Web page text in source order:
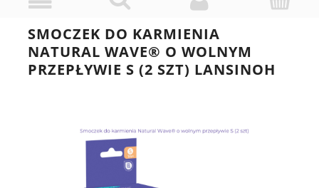
SMOCZEK DO KARMIENIA
NATURAL WAVE® O WOLNYM
PRZEPŁYWIE S (2 SZT) LANSINOH